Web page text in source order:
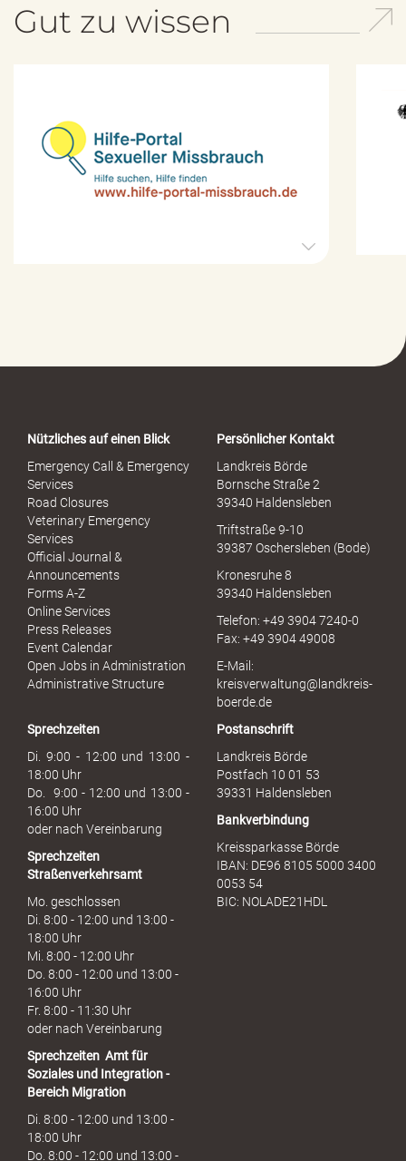
Gut zu wissen
o
u
h
Nützliches auf einen Blick
Emergency Call & Emergency
Services
Road Closures
Veterinary Emergency
Services
Official Journal &
Announcements
Forms A-Z
Online Services
Press Releases
Event Calendar
Open Jobs in Administration
Administrative Structure
Persönlicher Kontakt
Landkreis Börde
Bornsche Straße 2
39340 Haldensleben
Triftstraße 9-10
39387 Oschersleben (Bode)
Kronesruhe 8
39340 Haldensleben
Telefon: +49 3904 7240-0
Fax: +49 3904 49008
E-Mail:
kreisverwaltung@landkreis-
boerde.de
Sprechzeiten
Di. 9:00 - 12:00 und 13:00 -
18:00 Uhr
Do. 9:00 - 12:00 und 13:00 -
16:00 Uhr
oder nach Vereinbarung
Sprechzeiten
Straßenverkehrsamt
Mo. geschlossen
Di. 8:00 - 12:00 und 13:00 -
18:00 Uhr
Mi. 8:00 - 12:00 Uhr
Do. 8:00 - 12:00 und 13:00 -
16:00 Uhr
Fr. 8:00 - 11:30 Uhr
oder nach Vereinbarung
Sprechzeiten Amt für
Soziales und Integration -
Bereich Migration
Di. 8:00 - 12:00 und 13:00 -
18:00 Uhr
Do. 8:00 - 12:00 und 13:00 -
Postanschrift
Landkreis Börde
Postfach 10 01 53
39331 Haldensleben
Bankverbindung
Kreissparkasse Börde
IBAN: DE96 8105 5000 3400
0053 54
BIC: NOLADE21HDL